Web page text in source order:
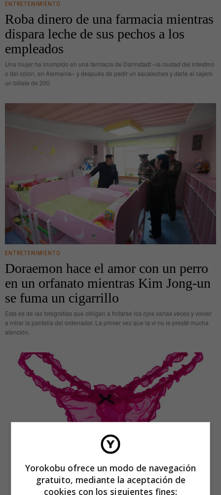
ENTRETENIMIENTO
Roba dinero de una farmacia mientras
dispara leche de sus pechos a los
empleados
Una mujer ha irrumpido en una farmacia de Darmstadt –la ciudad del intestino
o del colon, en Alemania– y después de pedir un sacaleches y darle al cajero
un billete de 200
ENTRETENIMIENTO
Doraemon hace el amor con un perro
en un orfanato mientras Kim Jong-un
se fuma un cigarrillo
Esta es de las fotografías que obligan a frotarse los ojos varias veces y volver
a mirar la pantalla del ordenador. La primer vez que la vi no le presté mucha
atención,
Yorokobu ofrece un modo de navegación
gratuito, mediante la aceptación de
cookies con los siguientes fines: